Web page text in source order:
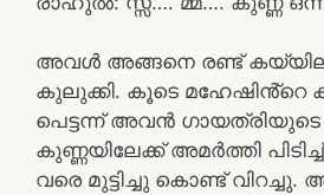
അവൾ അങ്ങനെ രണ്ട്
കുലുക്കി. കൂടെ മഹേഷിൻ്റെ
പെട്ടന്ന് അവൻ
കുണ്ണയിലേക്ക് അമർത്തി
വരെ മുട്ടിച്ചു കൊണ്ട്